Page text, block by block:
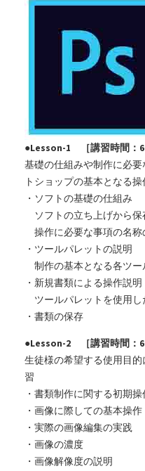
●Lesson-1 ［講習時間：
基礎の仕組みや制作に必
トショップの基本となる操
・ソフトの基礎の仕組み
ソフトの立ち上げから保
操作に必要な事項の名称
・ツールパレットの説明
制作の基本となる各ツー
・新規書類による操作説明
ツールパレットを使用し
・書類の保存
●Lesson-2 ［講習時間：
生徒様の希望する使用目
習
・書類制作に関する初期操
・画像に際しての基本操作
・実際の画像編集の実践
・画像の濃度
・画像解像度の説明